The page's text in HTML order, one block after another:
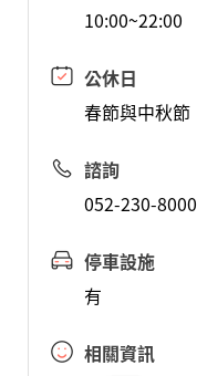
10:00~22:00
公休日
春節與中秋節
諮詢
052-230-8000
停車設施
有
相關資訊